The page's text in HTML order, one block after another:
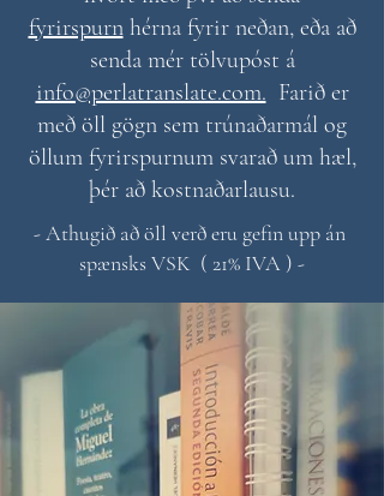
fyrirspurnhérna fyrir neðan, eða að
senda mér tölvupóst á
info@perlatranslate.com. Farið er
með öll gögn sem trúnaðarmál og
öllum fyrirspurnum svarað um hæl,
þér að kostnaðarlausu.
- Athugið að öll verð eru gefin upp án
spænsks VSK ( 21% IVA ) -